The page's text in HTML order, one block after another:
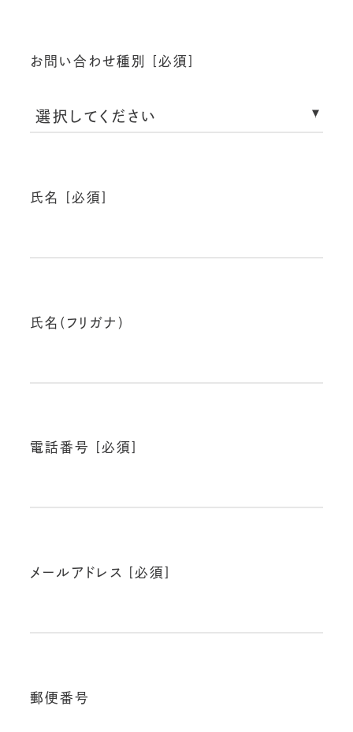
お問い合わせ種別 [必須]
氏名 [必須]
氏名(フリガナ)
電話番号 [必須]
メールアドレス [必須]
郵便番号